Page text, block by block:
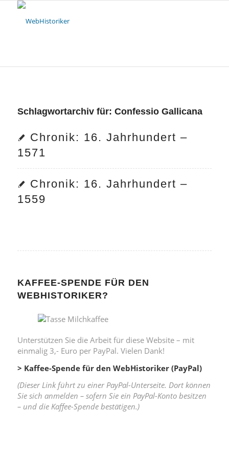
Schlagwortarchiv für: Confessio Gallicana
Chronik: 16. Jahrhundert –
1571
Chronik: 16. Jahrhundert –
1559
KAFFEE-SPENDE FÜR DEN
WEBHISTORIKER?
Unterstützen Sie die Arbeit für diese Website – mit
einmalig 3,- Euro per PayPal. Vielen Dank!
> Kaffee-Spende für den WebHistoriker (PayPal)
(Dieser Link führt zu einer PayPal-Unterseite. Dort können
Sie sich anmelden – sofern Sie ein PayPal-Konto besitzen
– und die Kaffee-Spende bestätigen.)